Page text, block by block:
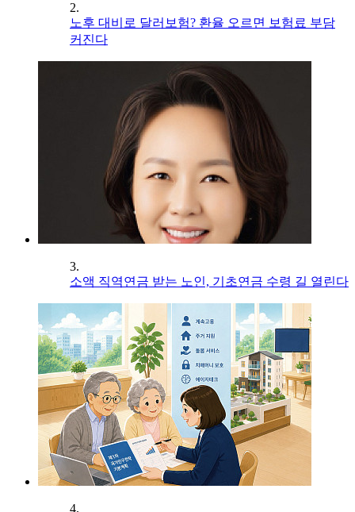
2.
노후 대비로 달러보험? 환율 오르면 보험료 부담
커진다
3.
소액 직역연금 받는 노인, 기초연금 수령 길 열린다
4.